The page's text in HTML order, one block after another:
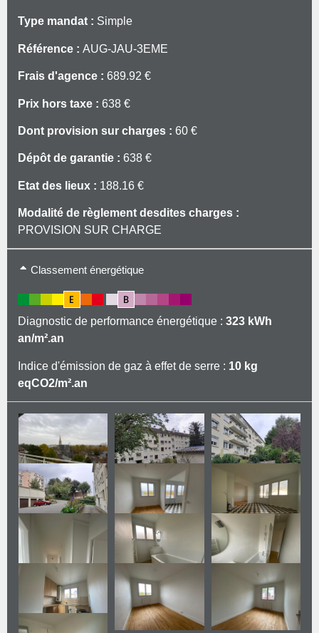
Type mandat : Simple
Référence : AUG-JAU-3EME
Frais d'agence : 689.92 €
Prix hors taxe : 638 €
Dont provision sur charges : 60 €
Dépôt de garantie : 638 €
Etat des lieux : 188.16 €
Modalité de règlement desdites charges :
PROVISION SUR CHARGE
Prestations/Charges: ENTRETIEN DES COMMUNS +
EAU FROIDE TANTIEMES (à vérifier)
Classement énergétique
Diagnostic de performance énergétique : 323 kWh
an/m².an
Indice d'émission de gaz à effet de serre : 10 kg
eqCO2/m².an